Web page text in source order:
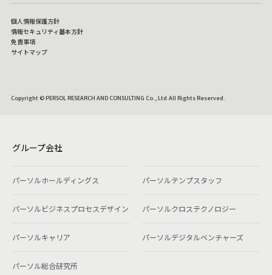
Copyright © PERSOL RESEARCH AND CONSULTING Co., Ltd.All Rights Reserved.
個人情報保護方針
情報セキュリティ基本方針
免責事項
サイトマップ
グループ会社
パーソルホールディングス パーソルテンプスタッフ
パーソルビジネスプロセスデザイン パーソルクロステクノロジー
パーソルキャリア パーソルデジタルベンチャーズ
パーソル総合研究所